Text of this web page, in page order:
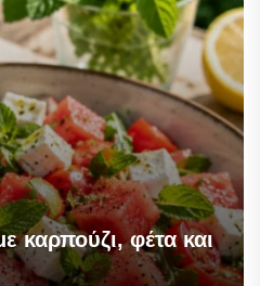
καρπούζι, φέτα και